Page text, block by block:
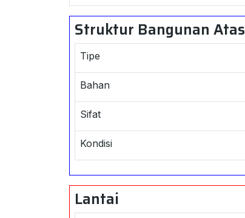
Struktur Bangunan Atas
Tipe
Bahan
Sifat
Kondisi
Lantai